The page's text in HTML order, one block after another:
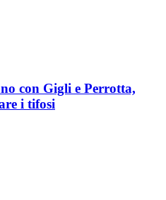
con Gigli e Perrotta,
i tifosi